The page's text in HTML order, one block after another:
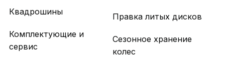
Квадрошины
Комплектующие и
сервис
Правка литых дисков
Сезонное хранение
колес